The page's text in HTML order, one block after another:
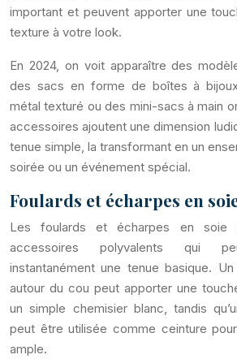
important et peuvent apporter une
texture à votre look.
En 2024, on voit apparaître des
des sacs en forme de boîtes à
métal texturé ou des mini-sacs à main
accessoires ajoutent une dimension
tenue simple, la transformant en un
soirée ou un événement spécial.
Foulards et écharpes en
Les foulards et écharpes en soie
accessoires polyvalents qui
instantanément une tenue basique.
autour du cou peut apporter une
un simple chemisier blanc, tandis
peut être utilisée comme ceinture
ample.